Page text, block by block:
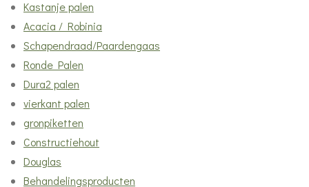
6
6
0
6
9
s
Kastanje palen
Acacia / Robinia
Schapendraad/Paardengaas
Ronde Palen
Dura2 palen
vierkant palen
gronpiketten
Constructiehout
Douglas
Behandelingsproducten